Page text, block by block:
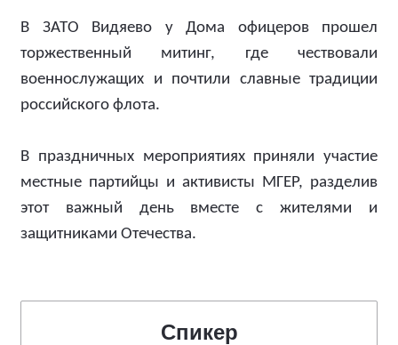
В ЗАТО Видяево у Дома офицеров прошел
торжественный митинг, где чествовали
военнослужащих и почтили славные традиции
российского флота.
В праздничных мероприятиях приняли участие
местные партийцы и активисты МГЕР, разделив
этот важный день вместе с жителями и
защитниками Отечества.
Спикер